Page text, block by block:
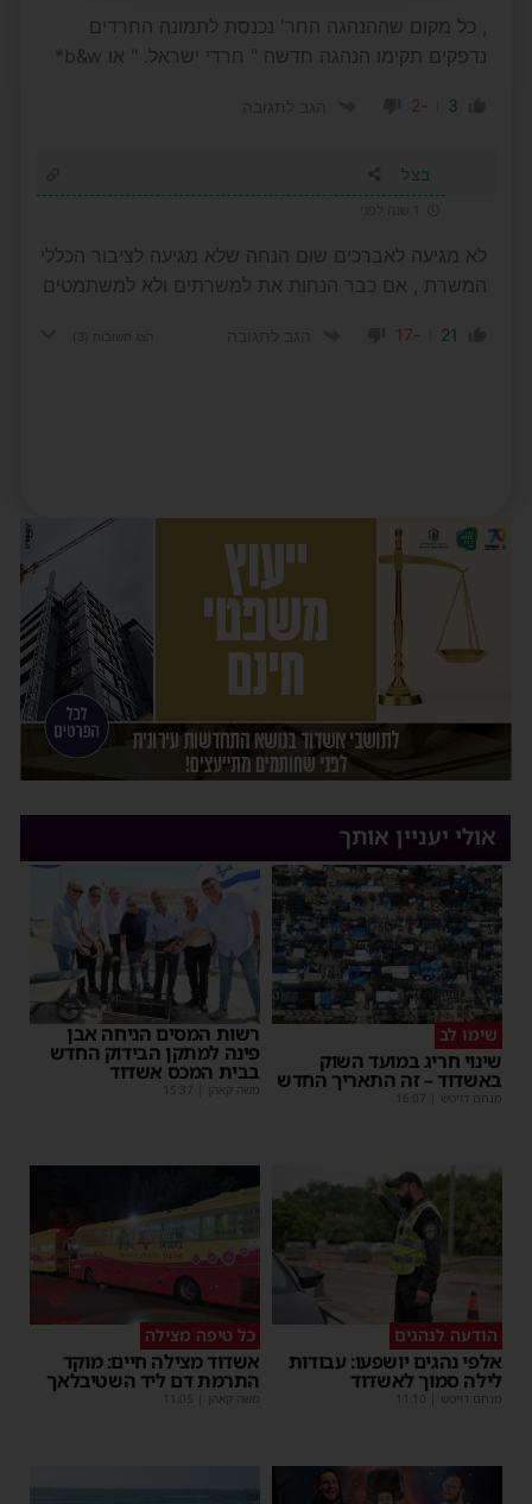
, כל מקום שההנהגה החר' נכנסת לתמונה החרדים
נדפקים תקימו הנהגה חדשה " חרדי ישראל. " או b&w*
3
-2
בצל
לא מגיעה לאברכים שום הנחה שלא מגיעה לציבור הכללי
המשרת , אם כבר הנחות את למשרתים ולא למשתמטים
21
-17 הצג תשובות
אולי יעניין אותך
שימו לב
שינוי חריג במועד השוק
באשדוד – זה התאריך החדש
מנחם דויטש 16:07
רשות המסים הניחה אבן
פינה למתקן הבידוק החדש
בבית המכס אשדוד
משה קאהן 15:37
הודעה לנהגים
אלפי נהגים יושפעו: עבודות
לילה סמוך לאשדוד
מנחם דויטש 11:10
כל טיפה מצילה
אשדוד מצילה חיים: מוקד
התרמת דם ליד השטיבלאך
משה קאהן 11:05